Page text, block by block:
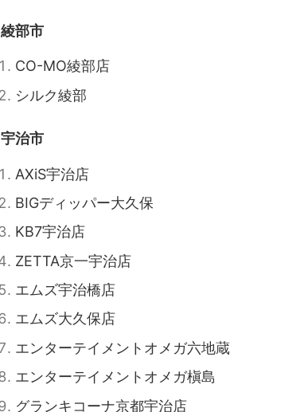
綾部市
CO-MO綾部店
シルク綾部
宇治市
AXiS宇治店
BIGディッパー大久保
KB7宇治店
ZETTA京一宇治店
エムズ宇治橋店
エムズ大久保店
エンターテイメントオメガ六地蔵
エンターテイメントオメガ槇島
グランキコーナ京都宇治店